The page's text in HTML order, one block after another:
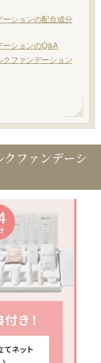
ションの配合成分
ーションのQ&A
クファンデーション
ファンデーシ